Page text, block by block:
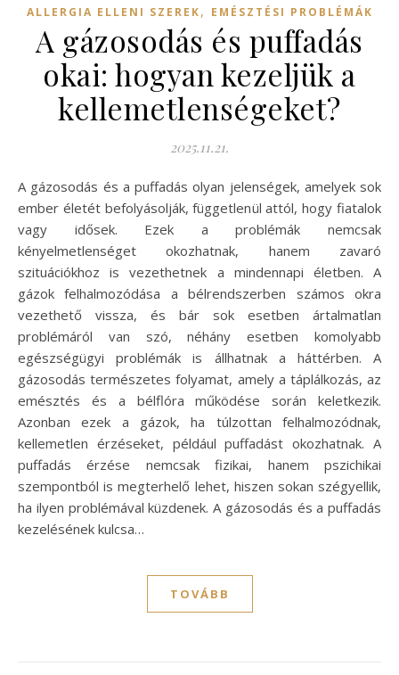
ALLERGIA ELLENI SZEREK, EMÉSZTÉSI PROBLÉMÁK
A gázosodás és puffadás
okai: hogyan kezeljük a
kellemetlenségeket?
2025.11.21.
A gázosodás és a puffadás olyan jelenségek, amelyek sok
ember életét befolyásolják, függetlenül attól, hogy fiatalok
vagy idősek. Ezek a problémák nemcsak
kényelmetlenséget okozhatnak, hanem zavaró
szituációkhoz is vezethetnek a mindennapi életben. A
gázok felhalmozódása a bélrendszerben számos okra
vezethető vissza, és bár sok esetben ártalmatlan
problémáról van szó, néhány esetben komolyabb
egészségügyi problémák is állhatnak a háttérben. A
gázosodás természetes folyamat, amely a táplálkozás, az
emésztés és a bélflóra működése során keletkezik.
Azonban ezek a gázok, ha túlzottan felhalmozódnak,
kellemetlen érzéseket, például puffadást okozhatnak. A
puffadás érzése nemcsak fizikai, hanem pszichikai
szempontból is megterhelő lehet, hiszen sokan szégyellik,
ha ilyen problémával küzdenek. A gázosodás és a puffadás
kezelésének kulcsa…
TOVÁBB